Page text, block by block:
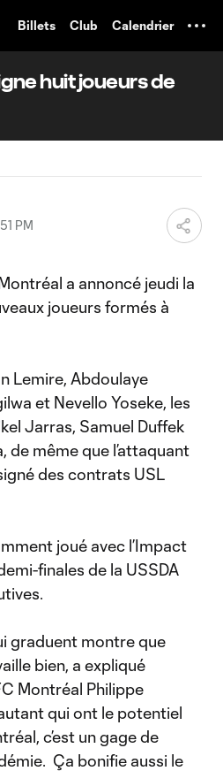
Billets Club Calendrier
huit joueurs de
PM
a annoncé jeudi la
joueurs formés à
Lemire, Abdoulaye
et Nevello Yoseke, les
Jarras, Samuel Duffek
de même que l’attaquant
des contrats USL
joué avec l’Impact
finales de la USSDA
graduent montre que
bien, a expliqué
Montréal Philippe
qui ont le potentiel
c’est un gage de
Ça bonifie aussi le